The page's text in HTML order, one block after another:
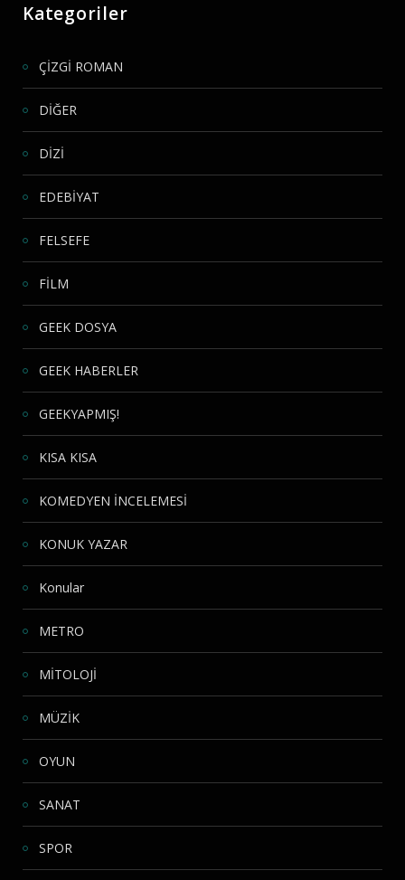
Kategoriler
ÇİZGİ ROMAN
DİĞER
DİZİ
EDEBİYAT
FELSEFE
FİLM
GEEK DOSYA
GEEK HABERLER
GEEKYAPMIŞ!
KISA KISA
KOMEDYEN İNCELEMESİ
KONUK YAZAR
Konular
METRO
MİTOLOJİ
MÜZİK
OYUN
SANAT
SPOR